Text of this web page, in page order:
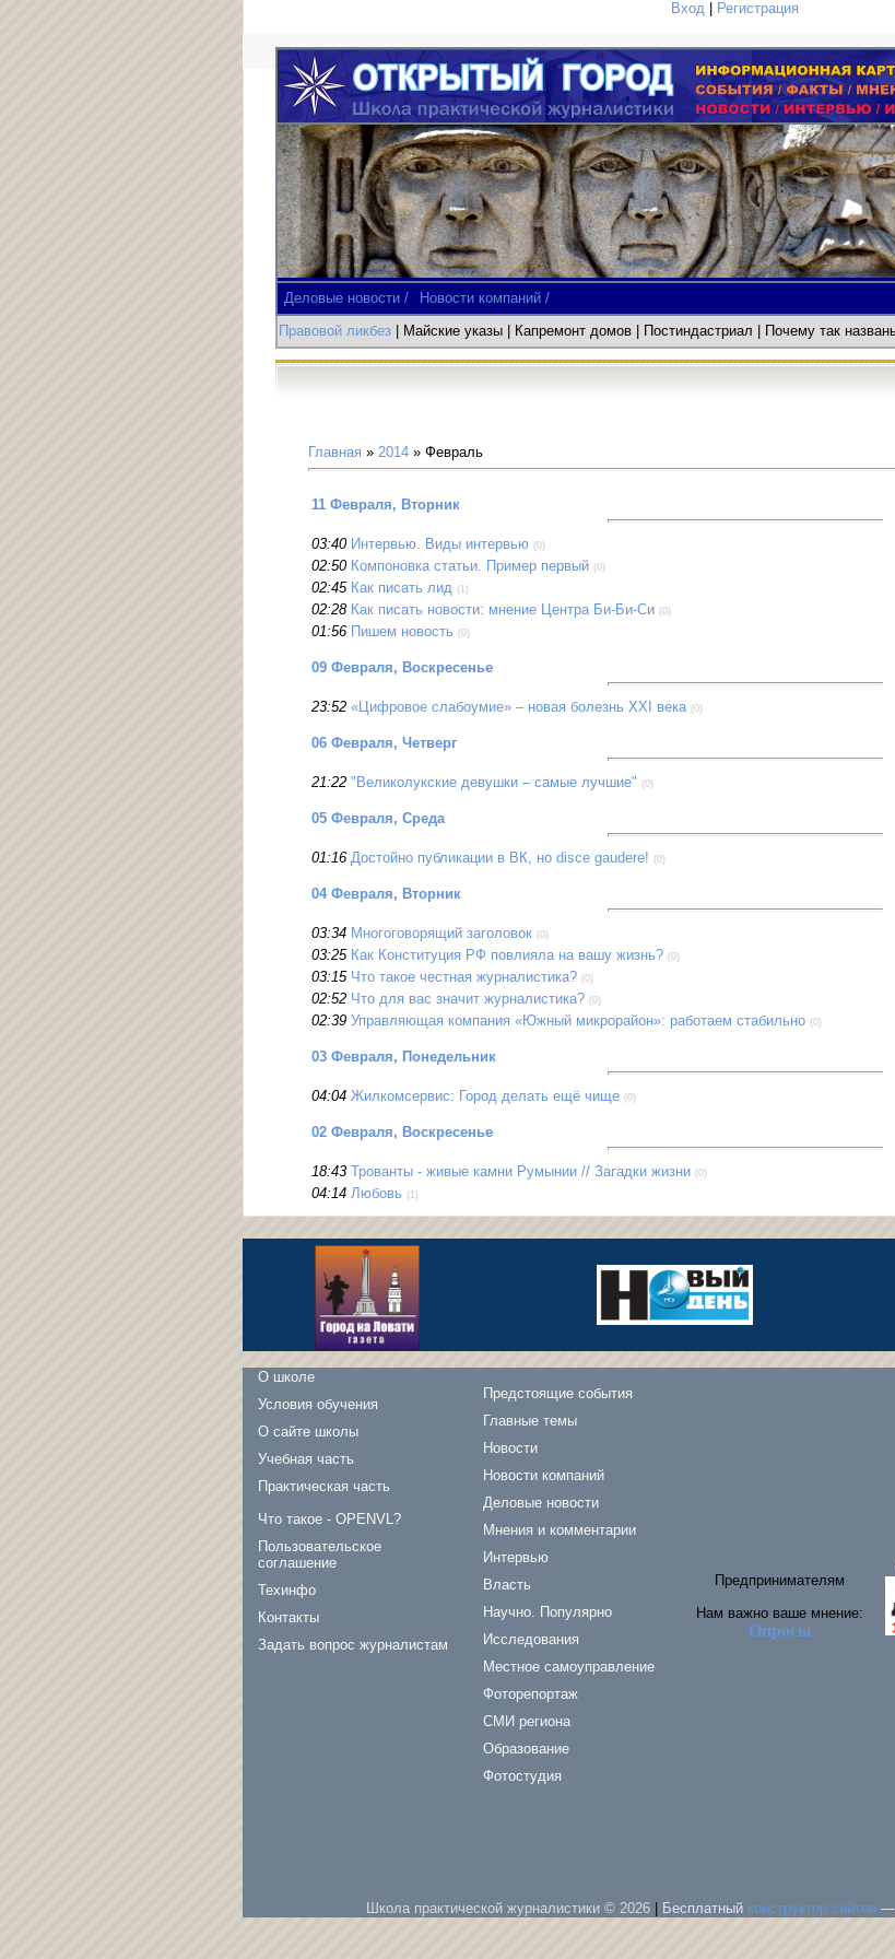
Вход| Регистрация
Деловые новости /
Новости компаний /
Правовой ликбез
| Майские указы Капремонт домов | Постиндастриал | Почему так
Главная » 2014 » Февраль
11 Февраля, Вторник
03:40 Интервью. Виды интервью (0)
02:50 Компоновка статьи. Пример первый (0)
02:45 Как писать лид (1)
02:28 Как писать новости: мнение Центра Би-Би-Си (0)
01:56 Пишем новость (0)
09 Февраля, Воскресенье
23:52 «Цифровое слабоумие» – новая болезнь XXI века (0)
06 Февраля, Четверг
21:22 "Великолукские девушки – самые лучшие" (0)
05 Февраля, Среда
01:16 Достойно публикации в ВК, но disce gaudere! (0)
04 Февраля, Вторник
03:34 Многоговорящий заголовок (0)
03:25 Как Конституция РФ повлияла на вашу жизнь? (0)
03:15 Что такое честная журналистика? (0)
02:52 Что для вас значит журналистика? (0)
02:39 Управляющая компания «Южный микрорайон»: работаем стабильно (0)
03 Февраля, Понедельник
04:04 Жилкомсервис: Город делать ещё чище (0)
02 Февраля, Воскресенье
18:43 Трованты - живые камни Румынии // Загадки жизни (0)
04:14 Любовь (1)
О школе
Условия обучения
О сайте школы
Учебная часть
Практическая часть
Что такое - OPENVL?
Пользовательское
соглашение
Техинфо
Контакты
Задать вопрос журналистам
Предстоящие события
Главные темы
Новости
Новости компаний
Деловые новости
Мнения и комментарии
Интервью
Власть
Научно. Популярно
Исследования
Местное самоуправление
Фоторепортаж
СМИ региона
Образование
Фотостудия
Предпринимателям
Нам важно ваше мнение:
Опросы
Школа практической журналистики © 2026| Бесплатный конструктор сайтов —